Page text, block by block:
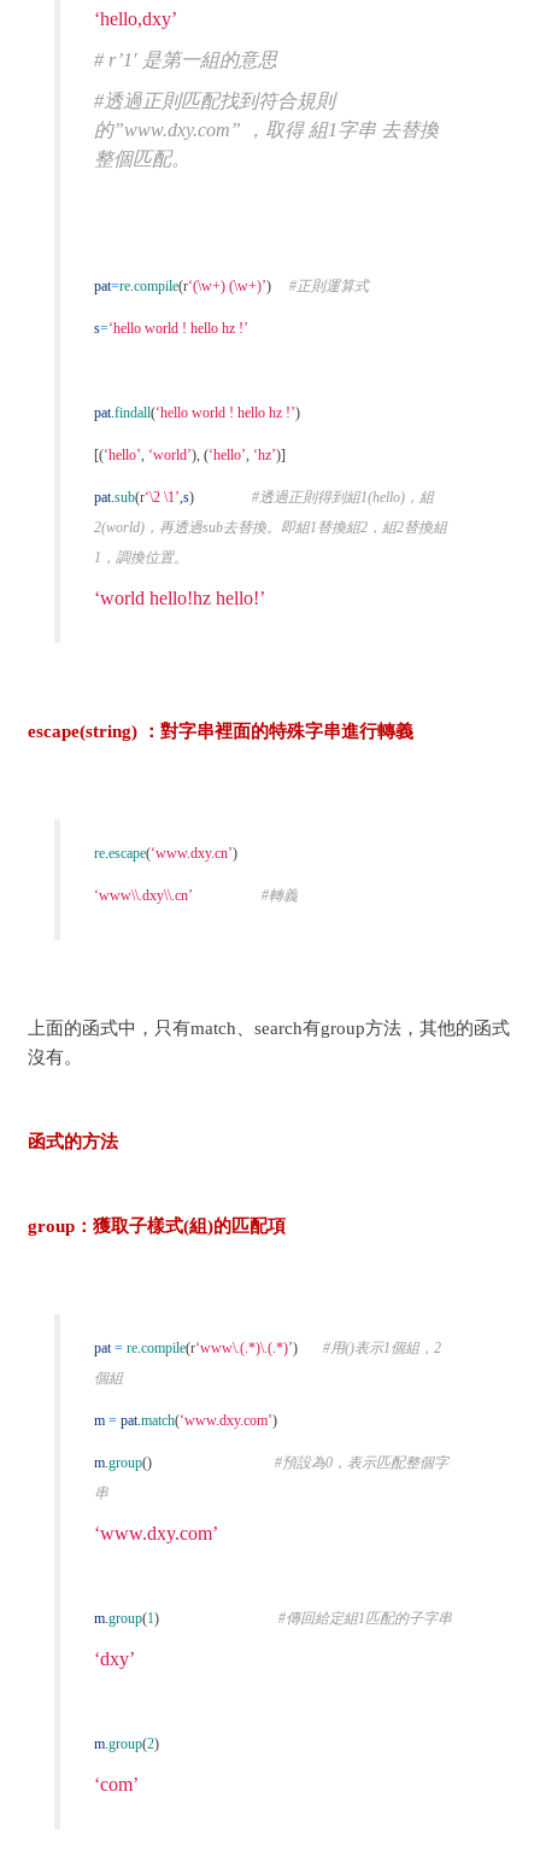
‘hello,dxy’
# r’1′ 是第一組的意思
#透過正則匹配找到符合規則
的”www.dxy.com” ，取得 組1字串 去替換
整個匹配。
pat=re.compile(r‘(\w+) (\w+)’) #正則運算式
s=‘hello world ! hello hz !’
pat.findall(‘hello world ! hello hz !’)
[(‘hello’, ‘world’), (‘hello’, ‘hz’)]
pat.sub(r‘\2 \1’,s)
#透過正則得到組1(hello)，組
2(world)，再透過sub去替換。即組1替換組2，組2替換組
1，調換位置。
‘world hello!hz hello!’
escape(string) ：對字串裡面的特殊字串進行轉義
re.escape(‘www.dxy.cn’)
‘www\\.dxy\\.cn’ #轉義
上面的函式中，只有match、search有group方法，其他的函式
沒有。
函式的方法
group：獲取子樣式(組)的匹配項
pat= re.compile(r‘www\.(.*)\.(.*)’)
#用()表示1個組，2
個組
m = pat.match(‘www.dxy.com’)
m.group()
#預設為0，表示匹配整個字
串
‘www.dxy.com’
m.group(1) #傳回給定組1匹配的子字串
‘dxy’
m.group(2)
‘com’